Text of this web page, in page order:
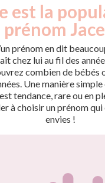
est la
prénom
prénom en dit
chez lui au fil des
combien de bébés
Une manière
tendance, rare ou en
à choisir un prénom
envies !